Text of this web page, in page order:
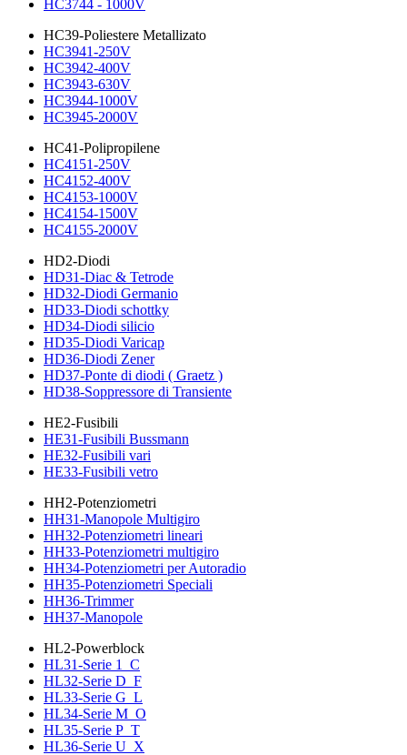
HC3744 - 1000V
HC39-Poliestere Metallizato
HC3941-250V
HC3942-400V
HC3943-630V
HC3944-1000V
HC3945-2000V
HC41-Polipropilene
HC4151-250V
HC4152-400V
HC4153-1000V
HC4154-1500V
HC4155-2000V
HD2-Diodi
HD31-Diac & Tetrode
HD32-Diodi Germanio
HD33-Diodi schottky
HD34-Diodi silicio
HD35-Diodi Varicap
HD36-Diodi Zener
HD37-Ponte di diodi ( Graetz )
HD38-Soppressore di Transiente
HE2-Fusibili
HE31-Fusibili Bussmann
HE32-Fusibili vari
HE33-Fusibili vetro
HH2-Potenziometri
HH31-Manopole Multigiro
HH32-Potenziometri lineari
HH33-Potenziometri multigiro
HH34-Potenziometri per Autoradio
HH35-Potenziometri Speciali
HH36-Trimmer
HH37-Manopole
HL2-Powerblock
HL31-Serie 1_C
HL32-Serie D_F
HL33-Serie G_L
HL34-Serie M_O
HL35-Serie P_T
HL36-Serie U_X